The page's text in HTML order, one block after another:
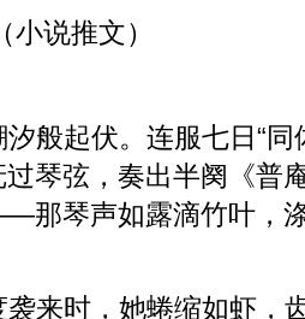
（小说推文）
般起伏。连服七日“同
琴弦，奏出半阕《普
那琴声如露滴竹叶，
来时，她蜷缩如虾，